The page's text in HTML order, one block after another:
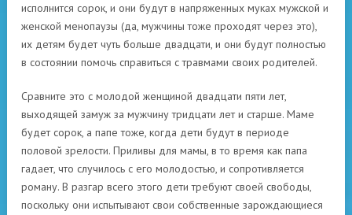
исполнится сорок, и они будут в напряженных муках мужской и
женской менопаузы (да, мужчины тоже проходят через это),
их детям будет чуть больше двадцати, и они будут полностью
в состоянии помочь справиться с травмами своих родителей.
Сравните это с молодой женщиной двадцати пяти лет,
выходящей замуж за мужчину тридцати лет и старше. Маме
будет сорок, а папе тоже, когда дети будут в периоде
половой зрелости. Приливы для мамы, в то время как папа
гадает, что случилось с его молодостью, и сопротивляется
роману. В разгар всего этого дети требуют своей свободы,
поскольку они испытывают свои собственные зарождающиеся